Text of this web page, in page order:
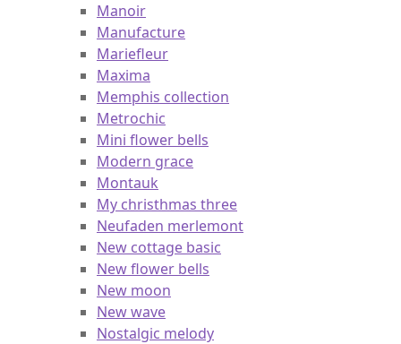
Manoir
Manufacture
Mariefleur
Maxima
Memphis collection
Metrochic
Mini flower bells
Modern grace
Montauk
My christhmas three
Neufaden merlemont
New cottage basic
New flower bells
New moon
New wave
Nostalgic melody